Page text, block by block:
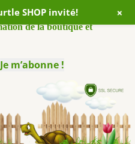
NEWSLETTER :
de la boutique et
SHOP invité! +